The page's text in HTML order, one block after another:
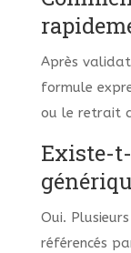
Après
formule
ou le retrait
Existe-
Oui.
référencés